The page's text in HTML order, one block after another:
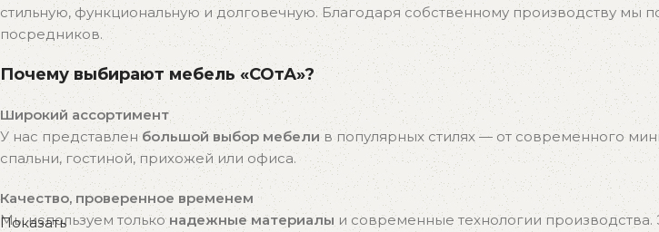
стильную, функциональную и долговечную. Благодаря собственному производству мы
посредников.
Почему выбирают мебель «СОтА»?
Широкий ассортимент
У нас представленбольшой выбор мебелив популярных стилях — от современного
спальни, гостиной, прихожей или офиса.
Качество, проверенное временем
Мы используем только надежные материалы и современные технологии производства.
Показать